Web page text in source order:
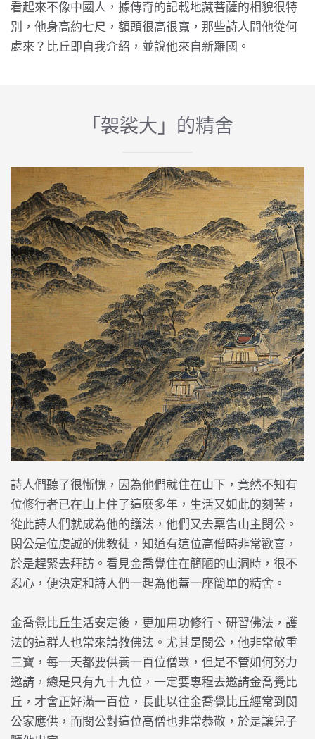
看起來不像中國人，據傳奇的記載地藏菩薩的相貌很特
別，他身高約七尺，額頭很高很寬，那些詩人問他從何
處來？比丘即自我介紹，並說他來自新羅國。
「袈裟大」的精舍
詩人們聽了很慚愧，因為他們就住在山下，竟然不知有
位修行者已在山上住了這麼多年，生活又如此的刻苦，
從此詩人們就成為他的護法，他們又去稟告山主閔公。
閔公是位虔誠的佛教徒，知道有這位高僧時非常歡喜，
於是趕緊去拜訪。看見金喬覺住在簡陋的山洞時，很不
忍心，便決定和詩人們一起為他蓋一座簡單的精舍。
金喬覺比丘生活安定後，更加用功修行、研習佛法，護
法的這群人也常來請教佛法。尤其是閔公，他非常敬重
三寶，每一天都要供養一百位僧眾，但是不管如何努力
邀請，總是只有九十九位，一定要專程去邀請金喬覺比
丘，才會正好滿一百位，長此以往金喬覺比丘經常到閔
公家應供，而閔公對這位高僧也非常恭敬，於是讓兒子